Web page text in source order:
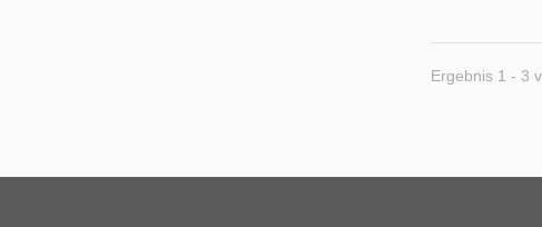
Ergebnis 1 - 3